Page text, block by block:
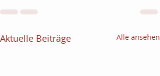
Aktuelle Beiträge Alle ansehen